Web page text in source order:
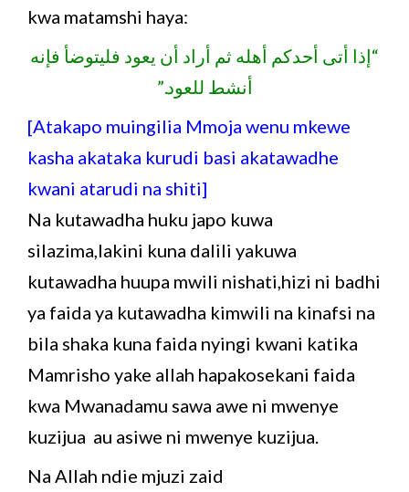
kwa matamshi haya:
“إذا أتى أحدكم أهله ثم أراد أن يعود فليتوضأ فإنه
أنشط للعود.”
[Atakapo muingilia Mmoja wenu mkewe
kasha akataka kurudi basi akatawadhe
kwani atarudi na shiti]
Na kutawadha huku japo kuwa
silazima,lakini kuna dalili yakuwa
kutawadha huupa mwili nishati,hizi ni badhi
ya faida ya kutawadha kimwili na kinafsi na
bila shaka kuna faida nyingi kwani katika
Mamrisho yake allah hapakosekani faida
kwa Mwanadamu sawa awe ni mwenye
kuzijua au asiwe ni mwenye kuzijua.
Na Allah ndie mjuzi zaid